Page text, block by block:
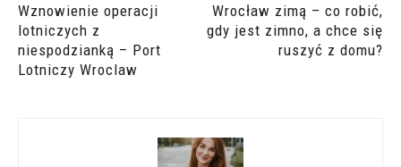
Wznowienie operacji
lotniczych z
niespodzianką – Port
Lotniczy Wroclaw
Wrocław zimą – co robić,
gdy jest zimno, a chce się
ruszyć z domu?